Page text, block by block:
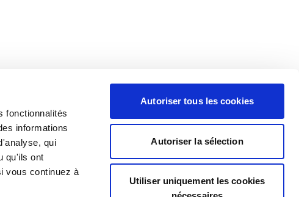
fonctionnalités
informations
qui
qu'ils ont
vous continuez à
Autoriser tous les cookies
Autoriser la sélection
Utiliser uniquement les cookies